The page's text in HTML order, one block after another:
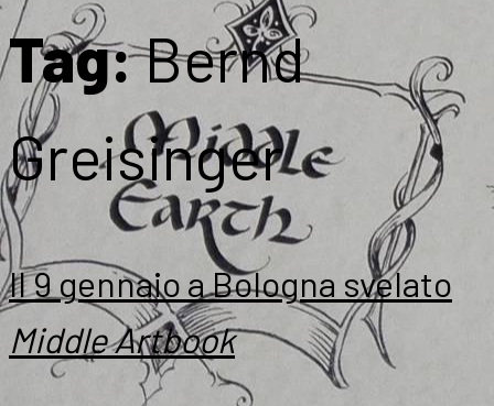
Tag:Bernd
Greisinger
Il 9 gennaio a Bologna svelato
Middle Artbook